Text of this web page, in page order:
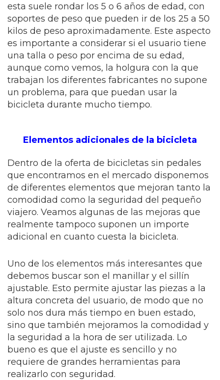
esta suele rondar los 5 o 6 años de edad, con
soportes de peso que pueden ir de los 25 a 50
kilos de peso aproximadamente. Este aspecto
es importante a considerar si el usuario tiene
una talla o peso por encima de su edad,
aunque como vemos, la holgura con la que
trabajan los diferentes fabricantes no supone
un problema, para que puedan usar la
bicicleta durante mucho tiempo.
Elementos adicionales de la bicicleta
Dentro de la oferta de bicicletas sin pedales
que encontramos en el mercado disponemos
de diferentes elementos que mejoran tanto la
comodidad como la seguridad del pequeño
viajero. Veamos algunas de las mejoras que
realmente tampoco suponen un importe
adicional en cuanto cuesta la bicicleta.
Uno de los elementos más interesantes que
debemos buscar son el manillar y el sillín
ajustable. Esto permite ajustar las piezas a la
altura concreta del usuario, de modo que no
solo nos dura más tiempo en buen estado,
sino que también mejoramos la comodidad y
la seguridad a la hora de ser utilizada. Lo
bueno es que el ajuste es sencillo y no
requiere de grandes herramientas para
realizarlo con seguridad.